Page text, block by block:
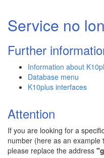
Service no
Further
Information about
Database menu
K10plus interfaces
Attention
If you are looking for a
number (here as an example
please replace the address